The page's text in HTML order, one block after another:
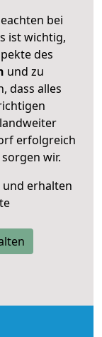
bei
ist wichtig,
des
und zu
dass alles
erfolgreich
wir.
und erhalten